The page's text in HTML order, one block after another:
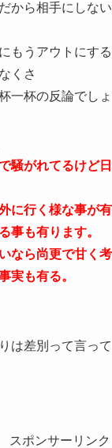
から相手にしな
もうアウトにす
くさ
一杯の反論でしょ
騒がれてるけど
に行く様な事が有
事も有ります。
なら尚更で甘く
実も有る。
は差別って言っ
スポンサーリンク